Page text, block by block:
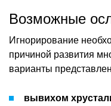
Возможные
Игнорирование
причиной развития
варианты
вывихом